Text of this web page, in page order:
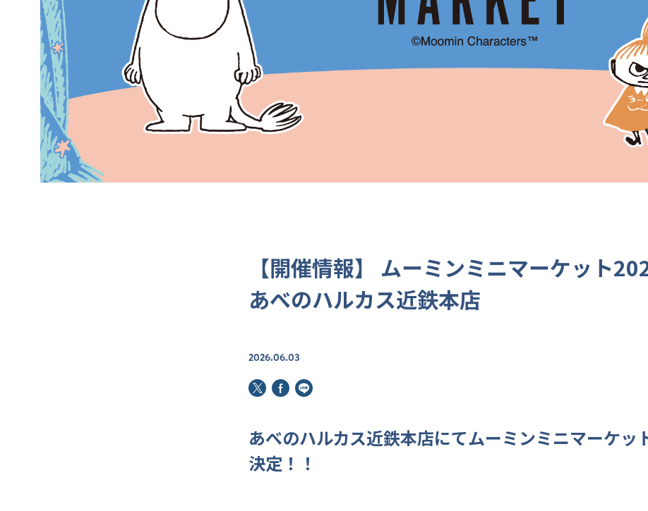
【開催情報】 ムーミンミニマーケット
あべのハルカス近鉄本店
2026.06.03
あべのハルカス近鉄本店にてムーミンミニマーケッ
決定！！